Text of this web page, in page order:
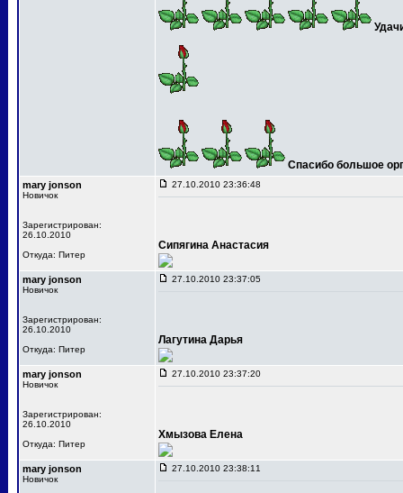
Спасибо большое
mary jonson
Новичок
Зарегистрирован:
26.10.2010
Откуда: Питер
27.10.2010 23:36:48
Сипягина Анастасия
mary jonson
Новичок
Зарегистрирован:
26.10.2010
Откуда: Питер
27.10.2010 23:37:05
Лагутина Дарья
mary jonson
Новичок
Зарегистрирован:
26.10.2010
Откуда: Питер
27.10.2010 23:37:20
Хмызова Елена
mary jonson
Новичок
27.10.2010 23:38:11